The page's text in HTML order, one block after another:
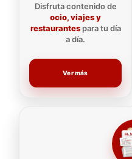
Disfruta contenido de
ocio, viajes y
restaurantespara tu día
a día.
Ver más